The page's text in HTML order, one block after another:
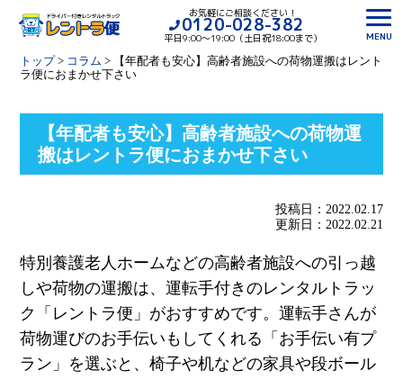
お気軽にご相談ください！
0120-028-382
平日9:00〜19:00（土日祝18:00まで）
MENU
トップ> コラム >
【年配者も安心】高齢者施設への荷物運搬はレント
ラ便におまかせ下さい
【年配者も安心】高齢者施設への荷物運
搬はレントラ便におまかせ下さい
投稿日：2022.02.17
更新日：2022.02.21
特別養護老人ホームなどの高齢者施設への引っ越
しや荷物の運搬は、運転手付きのレンタルトラッ
ク「レントラ便」がおすすめです。運転手さんが
荷物運びのお手伝いもしてくれる「お手伝い有プ
ラン」を選ぶと、椅子や机などの家具や段ボール